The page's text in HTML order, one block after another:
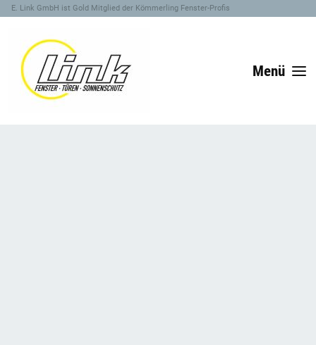
E. Link GmbH ist Gold Mitglied der Kömmerling Fenster-Profis
Menü